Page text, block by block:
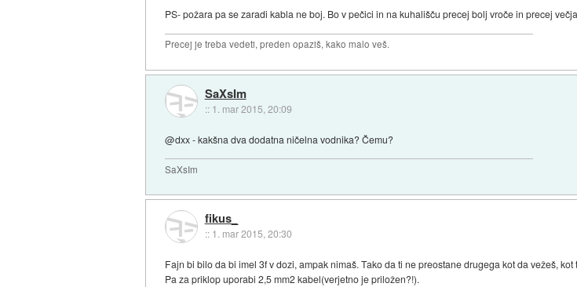
PS- požara pa se zaradi kabla ne boj. Bo v pečici in na kuhališču precej bolj vroče in precej
Precej je treba vedeti, preden opaziš, kako malo veš.
SaXsIm
:: 1. mar 2015, 20:09
@dxx - kakšna dva dodatna ničelna vodnika? Čemu?
SaXsIm
fikus_
:: 1. mar 2015, 20:30
Fajn bi bilo da bi imel 3f v dozi, ampak nimaš. Tako da ti ne preostane drugega kot da vežeš,
Pa za priklop uporabi 2,5 mm2 kabel(verjetno je priložen?!).